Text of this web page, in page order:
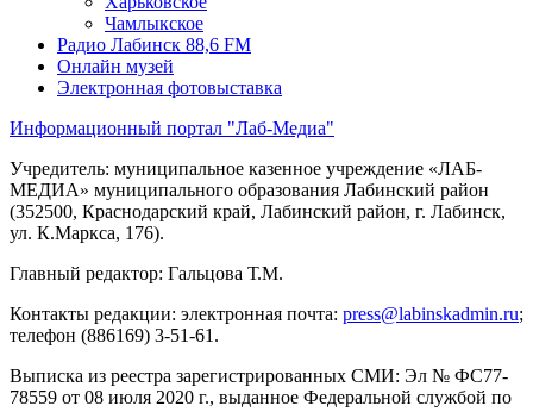
Чамлыкское
Радио Лабинск 88,6 FM
Онлайн музей
Электронная фотовыставка
Информационный портал "Лаб-Медиа"
Учредитель: муниципальное казенное учреждение «ЛАБ-
МЕДИА» муниципального образования Лабинский район
(352500, Краснодарский край, Лабинский район, г. Лабинск,
ул. К.Маркса, 176).
Главный редактор: Гальцова Т.М.
Контакты редакции: электронная почта: press@labinskadmin.ru;
телефон (886169) 3-51-61.
Выписка из реестра зарегистрированных СМИ: Эл № ФС77-
78559 от 08 июля 2020 г., выданное Федеральной службой по